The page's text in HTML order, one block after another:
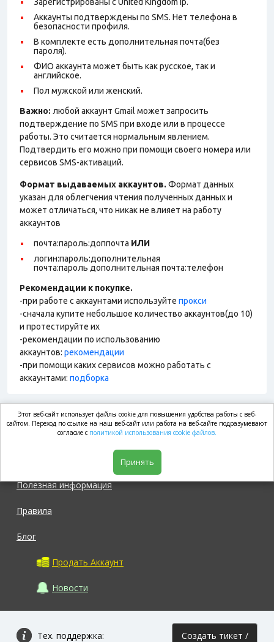
Аккаунты подтверждены по SMS. Нет телефона в
безопасности профиля.
В комплекте есть дополнительная почта(без
пароля).
ФИО аккаунта может быть как русское, так и
английское.
Пол мужской или женский.
Важно: любой аккаунт Gmail может запросить
подтверждение по SMS при входе или в процессе
работы. Это считается нормальным явлением.
Подтвердить его можно при помощи своего номера или
сервисов SMS-активаций.
Формат выдаваемых аккаунтов. Формат данных
указан для облегчения чтения полученных данных и
может отличаться, что никак не влияет на работу
аккаунтов
почта:пароль:доппочта ИЛИ
логин:пароль:дополнительная
почта:пароль дополнительная почта:телефон
Рекомендации к покупке.
-при работе с аккаунтами используйте прокси
-сначала купите небольшое количество аккаунтов(до 10)
и протестируйте их
-рекомендации по использованию
аккаунтов: рекомендации
-при помощи каких сервисов можно работать с
аккаунтами: подборка
market.com
Полезная информация
Правила
Блог
Продать Аккаунт
Новости
Тех. поддержка: Создать тикет /
Этот веб-сайт использует файлы cookie для повышения удобства работы с веб-
сайтом. Переход по ссылке на наш веб-сайт или работа на веб-сайте подразумевают
согласие с политикой использования cookie файлов.
Принять